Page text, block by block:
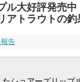
ル大好評発売
アトラウトの釣
告